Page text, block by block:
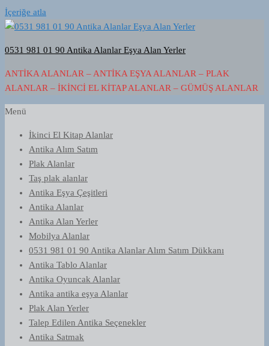
İçeriğe atla
0531 981 01 90 Antika Alanlar Eşya Alan Yerler
ANTIKA ALANLAR – ANTIKA EŞYA ALANLAR – PLAK
ALANLAR – İKINCI EL KITAP ALANLAR – GÜMÜŞ ALANLAR
Menü
İkinci El Kitap Alanlar
Antika Alım Satım
Plak Alanlar
Taş plak alanlar
Antika Eşya Çeşitleri
Antika Alanlar
Antika Alan Yerler
Mobilya Alanlar
0531 981 01 90 Antika Alanlar Alım Satım Dükkanı
Antika Tablo Alanlar
Antika Oyuncak Alanlar
Antika antika eşya Alanlar
Plak Alan Yerler
Talep Edilen Antika Seçenekler
Antika Satmak